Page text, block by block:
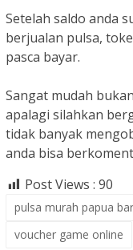
Setelah saldo anda
berjualan pulsa,
pasca bayar.
Sangat mudah
apalagi silahkan
tidak banyak
anda bisa
Post Views : 90
pulsa murah papua
voucher game online